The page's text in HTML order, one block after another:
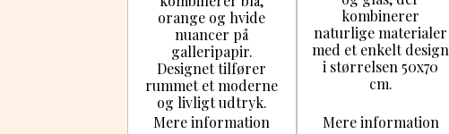
orange og hvide
nuancer på
galleripapir.
Designet tilfører
rummet et moderne
og livligt udtryk.
Mere information
kombinerer
naturlige materialer
med et enkelt design
i størrelsen 50x70
cm.
Mere information